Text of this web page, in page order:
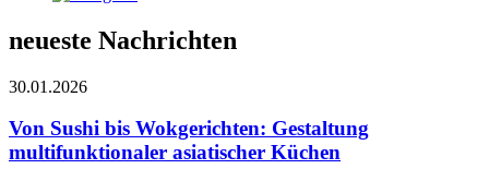
neueste Nachrichten
30.01.2026
Von Sushi bis Wokgerichten: Gestaltung
multifunktionaler asiatischer Küchen